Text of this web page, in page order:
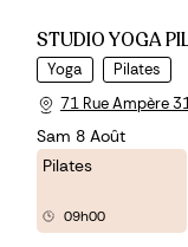
STUDIO YOGA
Yoga
Pilates
71 Rue Ampère
Sam 8 Août
Pilates
09h00